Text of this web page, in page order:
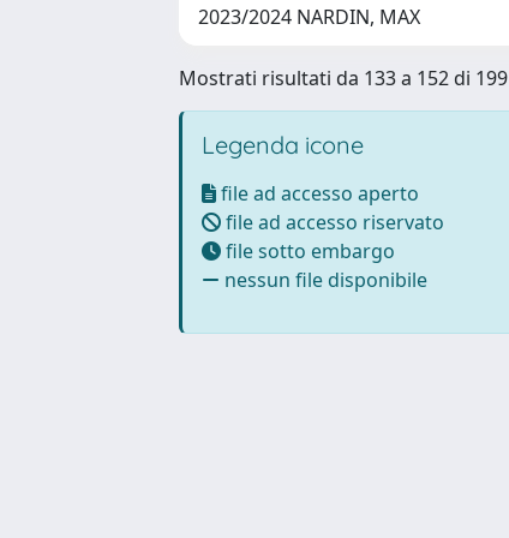
2023/2024 NARDIN, MAX
Mostrati risultati da 133 a 152 di 199
Legenda icone
file ad accesso aperto
file ad accesso riservato
file sotto embargo
nessun file disponibile